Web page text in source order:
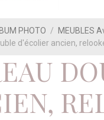
PHOTO
MEUBLES
d'écolier ancien,